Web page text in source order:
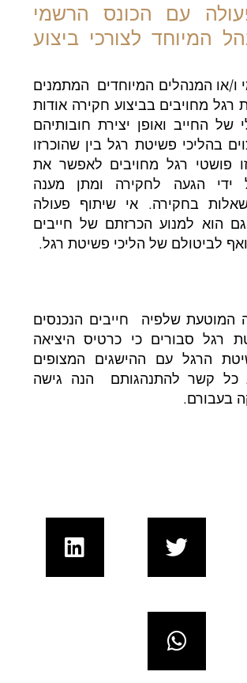
עם הכונס הרשמי
המיוחד לצורכי ביצוע
ו/או המנהלים המיוחדים המתמנים
רגל מחויבים בביצוע חקירה אודות
של החייב ואופן יצירת חובותיהם
בהליכי פשיטת רגל בין שהוכרזו
פושטי רגל מחויבים לאפשר את
ידי הגעה לחקירה ומתן מענה
בחקירה. אי שיתוף פעולה
גם הוא למנוע הכרזתם של חייבים
לביטולם של הליכי פשיטת רגל.
המוטעת שלפיה חייבים הנכנסים
רגל סבורים כי כרטיס היציאה
הרגל עם ההישגים המצופים
כל קשר להתנהגותם הנה גישה
בעבורם.